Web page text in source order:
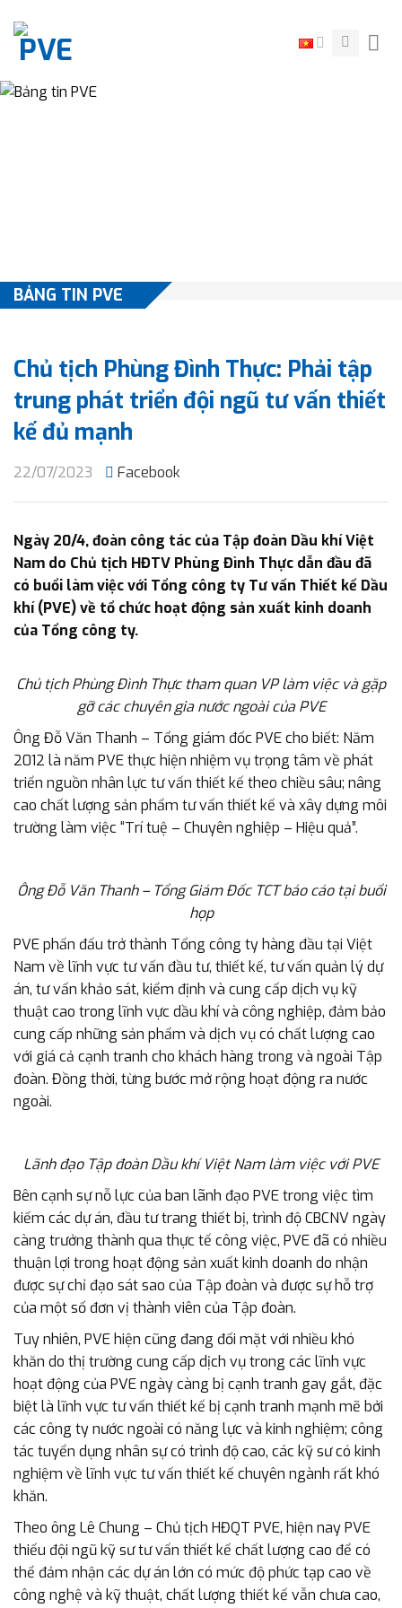
content
BẢNG TIN PVE
Chủ tịch Phùng Đình Thực: Phải tập
trung phát triển đội ngũ tư vấn thiết
kế đủ mạnh
22/07/2023 Facebook
Ngày 20/4, đoàn công tác của Tập đoàn Dầu khí Việt
Nam do Chủ tịch HĐTV Phùng Đình Thực dẫn đầu đã
có buổi làm việc với Tổng công ty Tư vấn Thiết kế Dầu
khí (PVE) về tổ chức hoạt động sản xuất kinh doanh
của Tổng công ty.
Chủ tịch Phùng Đình Thực tham quan VP làm việc và gặp
gỡ các chuyên gia nước ngoài của PVE
Ông Đỗ Văn Thanh – Tổng giám đốc PVE cho biết: Năm
2012 là năm PVE thực hiện nhiệm vụ trọng tâm về phát
triển nguồn nhân lực tư vấn thiết kế theo chiều sâu; nâng
cao chất lượng sản phẩm tư vấn thiết kế và xây dựng môi
trường làm việc “Trí tuệ – Chuyên nghiệp – Hiệu quả”.
Ông Đỗ Văn Thanh – Tổng Giám Đốc TCT báo cáo tại buổi
họp
PVE phấn đấu trở thành Tổng công ty hàng đầu tại Việt
Nam về lĩnh vực tư vấn đầu tư, thiết kế, tư vấn quản lý dự
án, tư vấn khảo sát, kiểm định và cung cấp dịch vụ kỹ
thuật cao trong lĩnh vực dầu khí và công nghiệp, đảm bảo
cung cấp những sản phẩm và dịch vụ có chất lượng cao
với giá cả cạnh tranh cho khách hàng trong và ngoài Tập
đoàn. Đồng thời, từng bước mở rộng hoạt động ra nước
ngoài.
Lãnh đạo Tập đoàn Dầu khí Việt Nam làm việc với PVE
Bên cạnh sự nỗ lực của ban lãnh đạo PVE trong việc tìm
kiếm các dự án, đầu tư trang thiết bị, trình độ CBCNV ngày
càng trưởng thành qua thực tế công việc, PVE đã có nhiều
thuận lợi trong hoạt động sản xuất kinh doanh do nhận
được sự chỉ đạo sát sao của Tập đoàn và được sự hỗ trợ
của một số đơn vị thành viên của Tập đoàn.
Tuy nhiên, PVE hiện cũng đang đối mặt với nhiều khó
khăn do thị trường cung cấp dịch vụ trong các lĩnh vực
hoạt động của PVE ngày càng bị cạnh tranh gay gắt, đặc
biệt là lĩnh vực tư vấn thiết kế bị cạnh tranh mạnh mẽ bởi
các công ty nước ngoài có năng lực và kinh nghiệm; công
tác tuyển dụng nhân sự có trình độ cao, các kỹ sư có kinh
nghiệm về lĩnh vực tư vấn thiết kế chuyên ngành rất khó
khăn.
Theo ông Lê Chung – Chủ tịch HĐQT PVE, hiện nay PVE
thiếu đội ngũ kỹ sư tư vấn thiết kế chất lượng cao để có
thể đảm nhận các dự án lớn có mức độ phức tạp cao về
công nghệ và kỹ thuật, chất lượng thiết kế vẫn chưa cao,